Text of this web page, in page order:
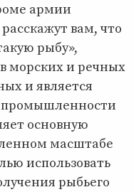
армии
вам, что
рыбу»,
морских и речных
и является
промышленности
основную
масштабе
использовать
рыбьего